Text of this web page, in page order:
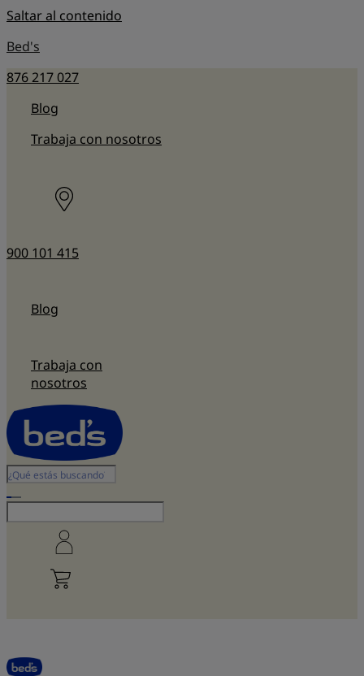
Saltar al contenido
Bed's
876 217 027
Blog
Trabaja con nosotros
900 101 415
Blog
Trabaja con
nosotros